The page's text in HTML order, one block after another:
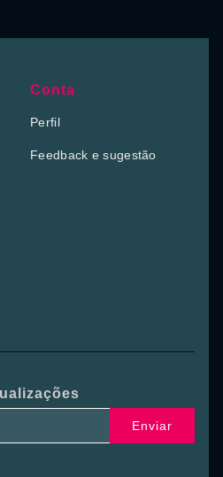
Conta
Perfil
Feedback e sugestão
Enviar